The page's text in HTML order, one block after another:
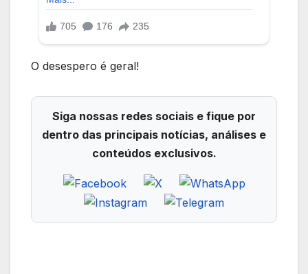
O desespero é geral!
Siga nossas redes sociais e fique por
dentro das principais notícias, análises e
conteúdos exclusivos.